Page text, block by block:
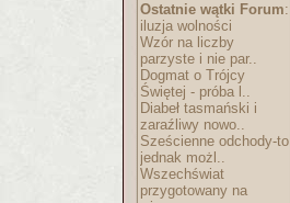
Ostatnie wątki Forum:
iluzja wolności
Wzór na liczby
parzyste i nie par..
Dogmat o Trójcy
Świętej - próba l..
Diabeł tasmański i
zaraźliwy nowo..
Sześcienne odchody-to
jednak możl..
Wszechświat
przygotowany na